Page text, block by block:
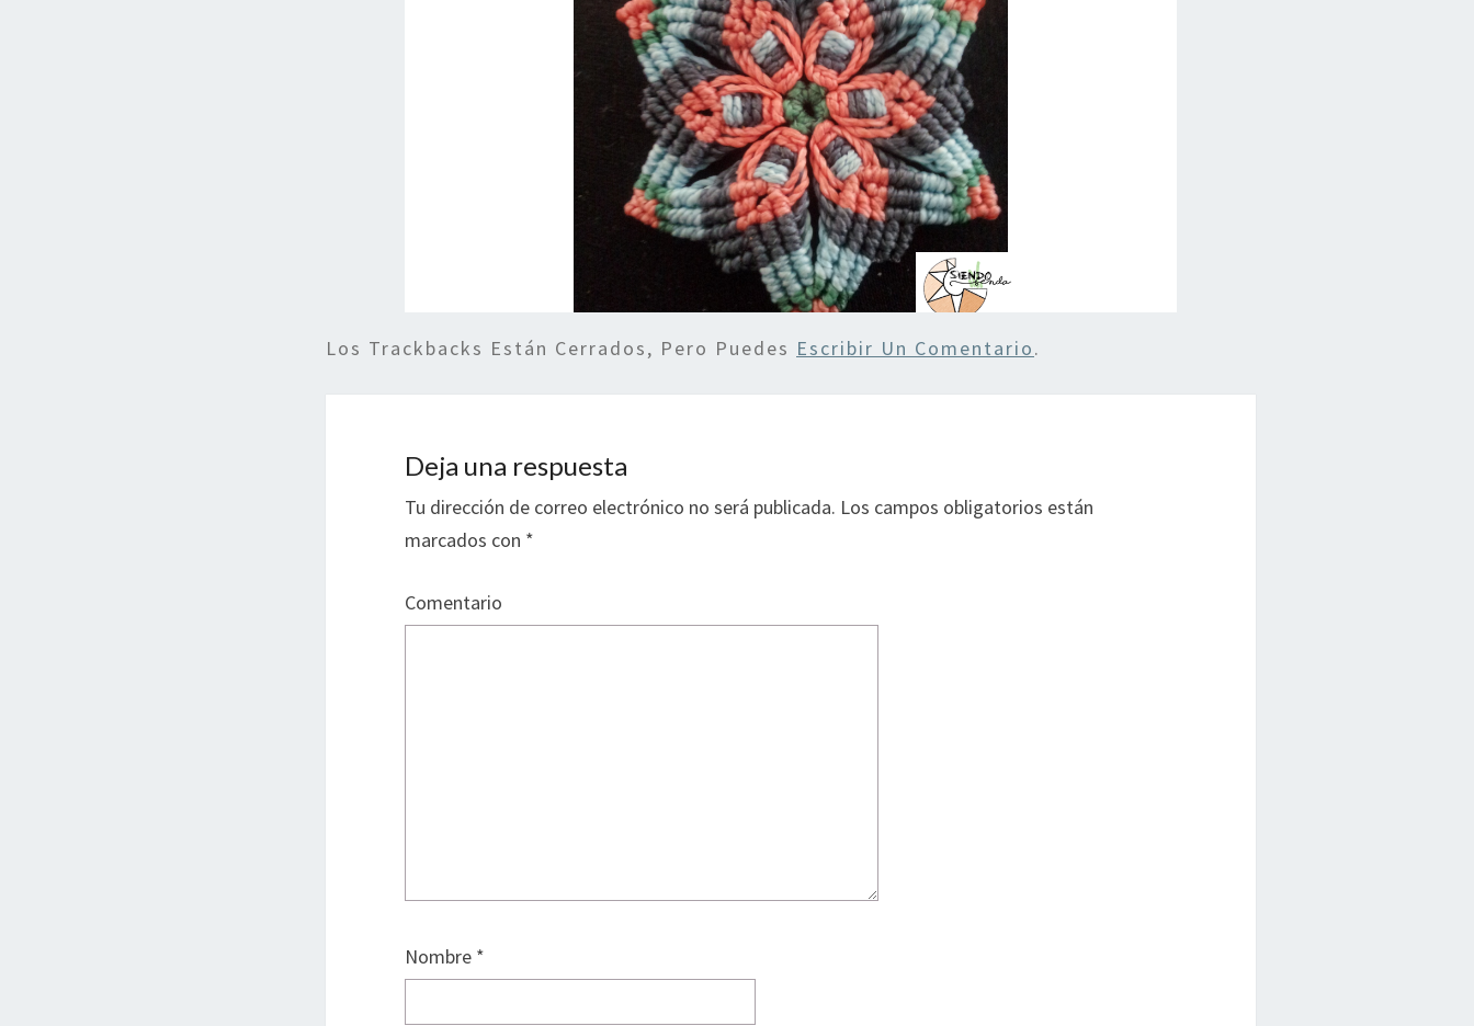
Los Trackbacks Están Cerrados, Pero Puedes Escribir Un Comentario.
Deja una respuesta
Tu dirección de correo electrónico no será publicada. Los campos obligatorios están
marcados con *
Comentario
Nombre *